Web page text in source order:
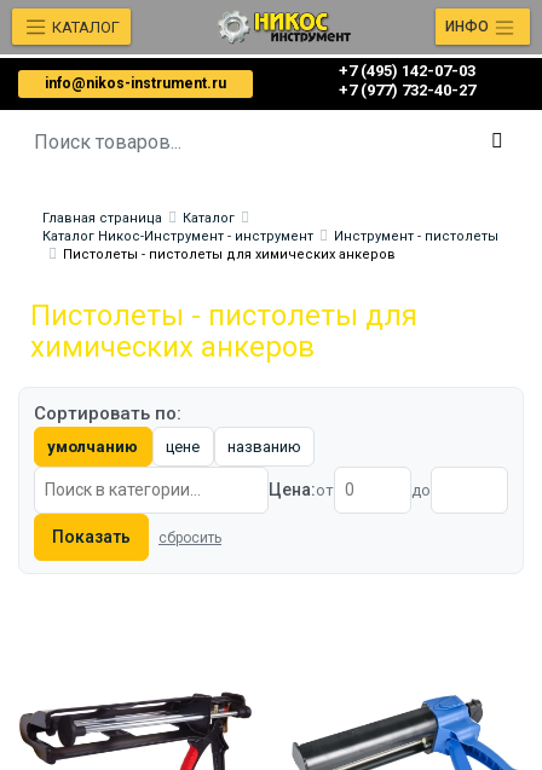
info@nikos-instrument.ru
+7 (495) 142-07-03
‎‎+7 (977) 732-40-27
КАТАЛОГ ИНФО
Главная страница
Каталог
Каталог Никос-Инструмент - инструмент
Инструмент - пистолеты
Пистолеты - пистолеты для химических анкеров
Пистолеты - пистолеты для
химических анкеров
Сортировать по:
умолчанию цене названию
Цена:от до
Показать сбросить